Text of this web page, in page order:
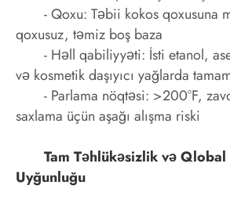
- Qoxu: Təbii kokos qoxusuna
qoxusuz, təmiz boş baza
- Həll qabiliyyəti: İsti etanol,
və kosmetik daşıyıcı yağlarda
- Parlama nöqtəsi: >200°F,
saxlama üçün aşağı alışma riski
Tam Təhlükəsizlik və
Uyğunluğu